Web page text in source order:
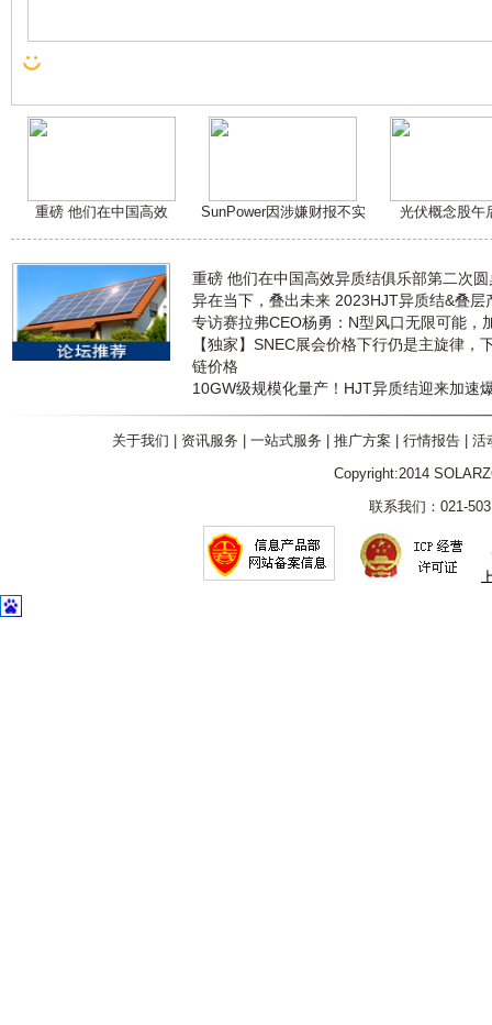
重磅 他们在中国高效 SunPower因涉嫌财报不实 光伏概念股午
重磅 他们在中国高效异质结俱乐部第二次
异在当下，叠出未来 2023HJT异质结&叠层
专访赛拉弗CEO杨勇：N型风口无限可能，
【独家】SNEC展会价格下行仍是主旋律，
链价格
10GW级规模化量产！HJT异质结迎来加速
关于我们 资讯服务 一站式服务 推广方案 行情报告| 活
Copyright:2014
联系我们：021-